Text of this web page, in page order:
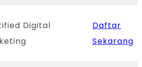
Digital
Daftar
Sekarang